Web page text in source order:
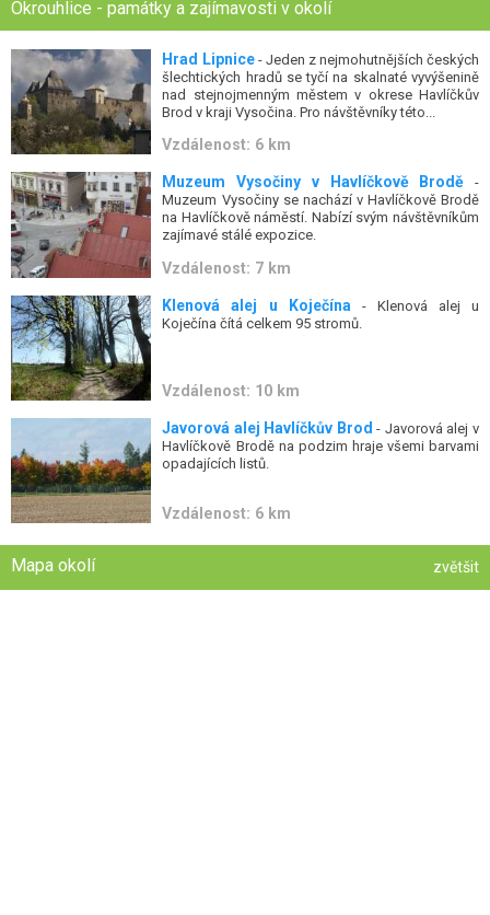
Okrouhlice - památky a zajímavosti v okolí
Hrad Lipnice- Jeden z nejmohutnějších českých
šlechtických hradů se tyčí na skalnaté vyvýšenině
nad stejnojmenným městem v okrese Havlíčkův
Brod v kraji Vysočina. Pro návštěvníky této...
Vzdálenost: 6 km
Muzeum Vysočiny v Havlíčkově Brodě -
Muzeum Vysočiny se nachází v Havlíčkově Brodě
na Havlíčkově náměstí. Nabízí svým návštěvníkům
zajímavé stálé expozice.
Vzdálenost: 7 km
Klenová alej u Koječína - Klenová alej u
Koječína čítá celkem 95 stromů.
Vzdálenost: 10 km
Javorová alej Havlíčkův Brod - Javorová alej v
Havlíčkově Brodě na podzim hraje všemi barvami
opadajících listů.
Vzdálenost: 6 km
Mapa okolí zvětšit